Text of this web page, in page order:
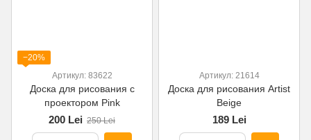
−20%
Артикул: 83622
Доска для рисования с
проектором Pink
200 Lei 250 Lei
Артикул: 21614
Доска для рисования Artist
Beige
189 Lei